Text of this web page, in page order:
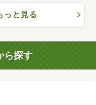
っと見る
ら探す